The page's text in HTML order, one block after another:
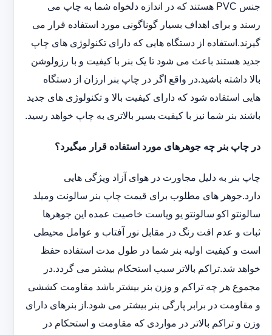
جنس PVC هستند که در اندازه دلخواه شما به چاپ می
رسند و برای اهداف بسیار گوناگونی مورد استفاده قرار می
گیرند.استفاده از دستگاه هایی که دارای تکنولوژی های چاپ
جدید هستند باعث می شود تا یک بنر با کیفیت و با رزولوشن
بالا داشته باشید.در واقع اگر در چاپ بنر ارزان از دستگاه
هایی استفاده شود که دارای کیفیت بالا و تکنولوژی های جدید
باشند بنر شما نیز با کیفیت بسیر بالاتری به چاپ خواهد رسید.
در چاپ بنر چه جوهرهای مورد استفاده قرار میگیرد؟
چاپ بنر به دلیل مجاورت در هوای آزاد ویژگی هایی
دارد.جوهر های مطلوب برای قیمت چاپ بنر سالونت ‏و‏‏میلد
سالونت‎و ‎‏اکو سالونت‎‎‏و یو وی‎‏است خاصیت عمده این ‏جوهرها
ثبات و عدم افت رنگ در مقابل نور آفتاب و عوامل محیطی
است و کیفیت اولیه بنر شما در طول مدت استفاده حفظ
خواهد شد.‎تراکم بالاتر سبب استحکام بیشتر می گردد.در
مجموع هر چه تراکم و وزن بنر بیشتر باشد مقاومت کششی
و مقاومت در ‏برابر پارگی بنر بیشتر می شود.از بنرهای دارای
وزن و تراکم بالاتر در مواردی که مقاومت و استحکام در